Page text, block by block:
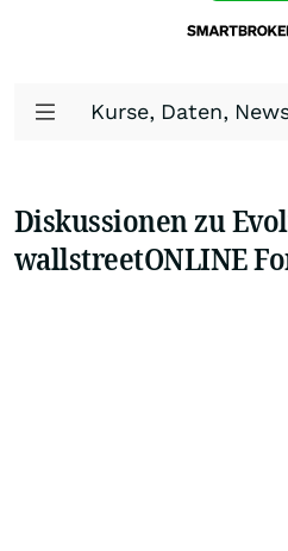
Kurse, Daten,
Diskussionen zu
wallstreetONLINE